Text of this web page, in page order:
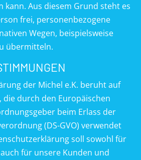
kann. Aus diesem Grund steht es
frei, personenbezogene
Wegen, beispielsweise
übermitteln.
der Michel e.K. beruht auf
durch den Europäischen
beim Erlass der
(DS-GVO) verwendet
soll sowohl für
für unsere Kunden und